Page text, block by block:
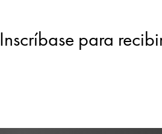
Inscríbase para